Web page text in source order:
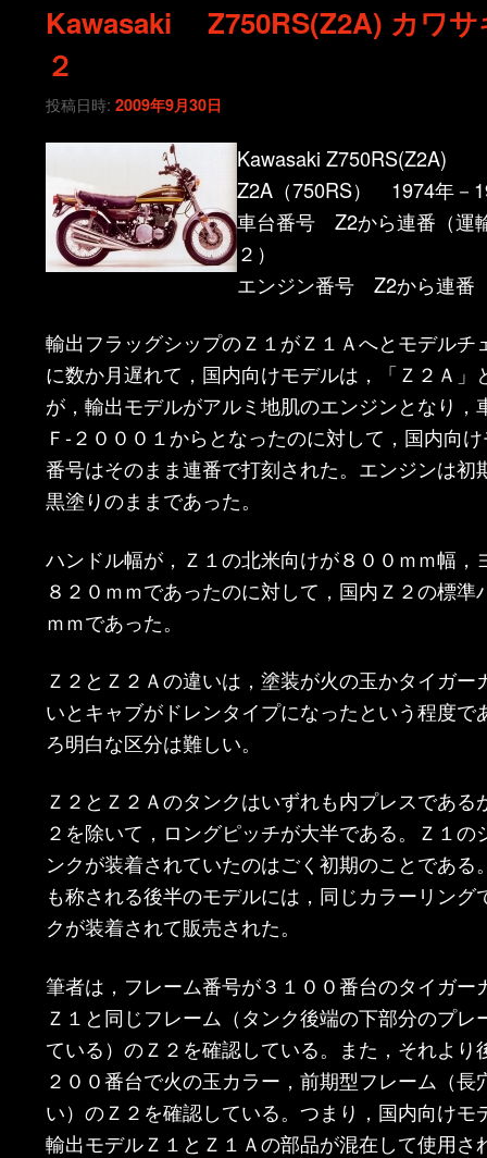
ン
ン
ツ
へ
動
テ
ツ
へ
移
Kawasaki Z750RS(Z2A) カワサ
２
投稿日時:2009年9月30日
Kawasaki Z750RS(Z2A)
Z2A（750RS） 1974年－
車台番号 Z2から連番（運
２）
エンジン番号 Z2から連番
輸出フラッグシップのＺ１がＺ１Ａへとモデルチ
に数か月遅れて，国内向けモデルは，「Ｚ２Ａ」
が，輸出モデルがアルミ地肌のエンジンとなり，
Ｆ-２０００１からとなったのに対して，国内向
番号はそのまま連番で打刻された。エンジンは初
黒塗りのままであった。
ハンドル幅が，Ｚ１の北米向けが８００ｍｍ幅，
８２０ｍｍであったのに対して，国内Ｚ２の標準
ｍｍであった。
Ｚ２とＺ２Ａの違いは，塗装が火の玉かタイガー
いとキャブがドレンタイプになったという程度で
ろ明白な区分は難しい。
Ｚ２とＺ２Ａのタンクはいずれも内プレスである
２を除いて，ロングピッチが大半である。Ｚ１の
ンクが装着されていたのはごく初期のことである
も称される後半のモデルには，同じカラーリング
クが装着されて販売された。
筆者は，フレーム番号が３１００番台のタイガー
Ｚ１と同じフレーム（タンク後端の下部分のプレ
ている）のＺ２を確認している。また，それより
２００番台で火の玉カラー，前期型フレーム（長
い）のＺ２を確認している。つまり，国内向けモ
輸出モデルＺ１とＺ１Ａの部品が混在して使用さ